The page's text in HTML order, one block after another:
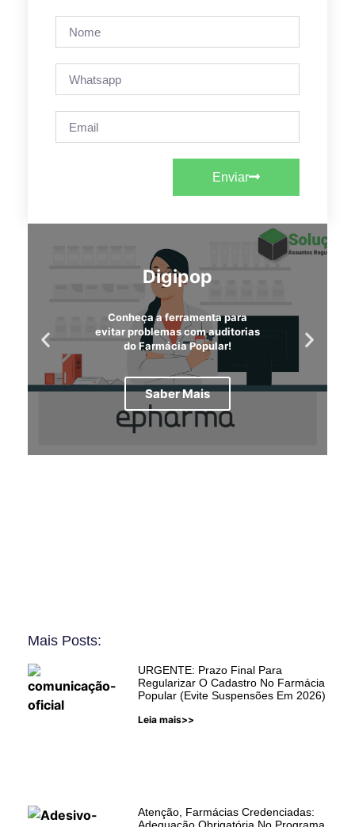
Enviar
Digipop
Conheça a ferramenta para
evitar problemas com auditorias
do Farmácia Popular!
Saber Mais
Mais Posts:
URGENTE: Prazo Final Para
Regularizar O Cadastro No Farmácia
Popular (Evite Suspensões Em 2026)
Leia mais>>
Atenção, Farmácias Credenciadas: